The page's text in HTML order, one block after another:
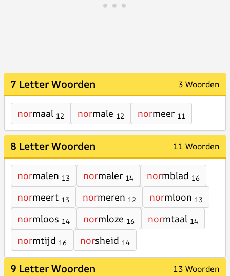
7 Letter Woorden 3 Woorden
normaal 12 normale 12 normeer 11
8 Letter Woorden 11 Woorden
normalen 13 normaler 14 normblad 16
normeert 13 normeren 12 normloon 13
normloos 14 normloze 16 normtaal 14
normtijd 16 norsheid 14
9 Letter Woorden 13 Woorden